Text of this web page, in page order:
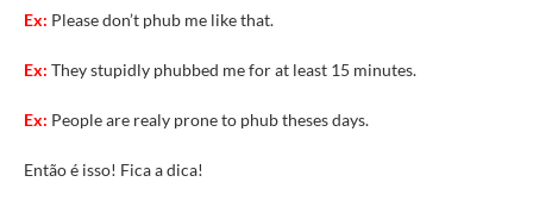
Ex: Please don’t phub me like that.
Ex: They stupidly phubbed me for at least 15 minutes.
Ex: People are realy prone to phub theses days.
Então é isso! Fica a dica!